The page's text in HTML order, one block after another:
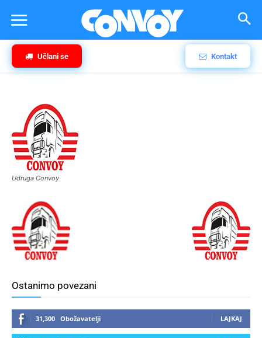
Učlani se Kontakt
Udruga Convoy
Ostanimo povezani
31,300 Obožavatelji LAJKAJ